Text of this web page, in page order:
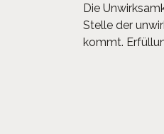
Die
Stelle der
kommt.